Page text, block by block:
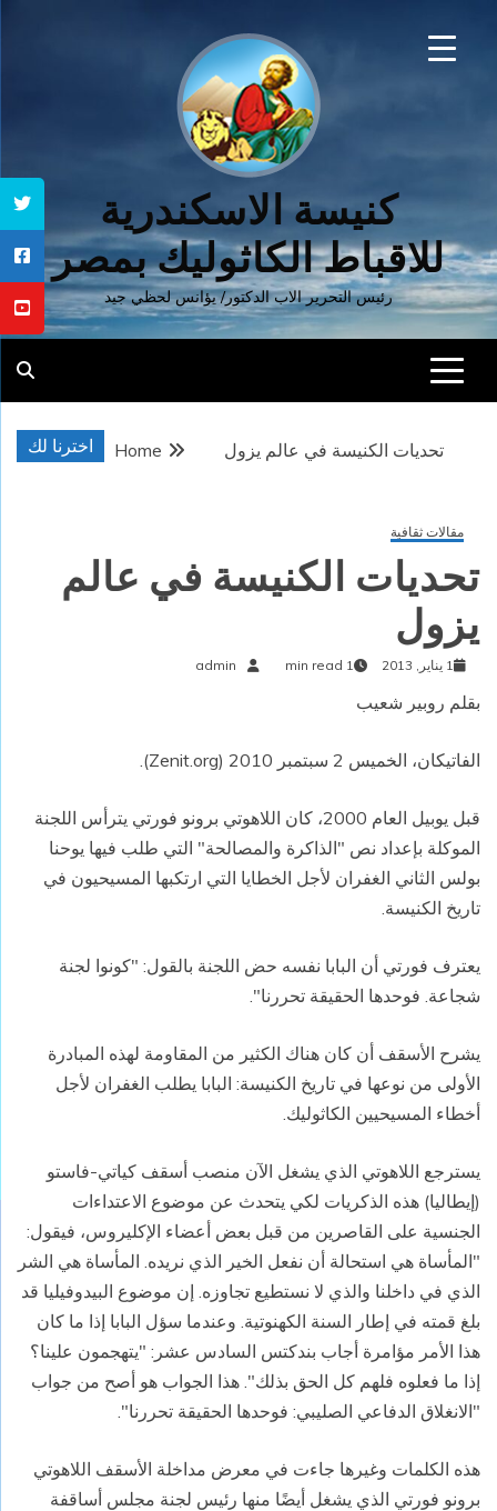
كنيسة الاسكندرية
للاقباط الكاثوليك بمصر
رئيس التحرير الاب الدكتور/ يؤانس لحظي جيد
اخترنا لك Home تحديات الكنيسة في عالم يزول
مقالات ثقافية
تحديات الكنيسة في عالم
يزول
1 يناير, 2013 1 min read
admin
بقلم روبير شعيب
الفاتيكان، الخميس 2 سبتمبر 2010 ( Zenit.org
).
قبل يوبيل العام 2000، كان اللاهوتي برونو فورتي يترأس اللجنة
الموكلة بإعداد نص "الذاكرة والمصالحة" التي طلب فيها يوحنا
بولس الثاني الغفران لأجل الخطايا التي ارتكبها المسيحيون في
تاريخ الكنيسة.
يعترف فورتي أن البابا نفسه حض اللجنة بالقول: "كونوا لجنة
شجاعة. فوحدها الحقيقة تحررنا".
يشرح الأسقف أن كان هناك الكثير من المقاومة لهذه المبادرة
الأولى من نوعها في تاريخ الكنيسة: البابا يطلب الغفران لأجل
أخطاء المسيحيين الكاثوليك.
يسترجع اللاهوتي الذي يشغل الآن منصب أسقف كياتي-فاستو
(إيطاليا) هذه الذكريات لكي يتحدث عن موضوع الاعتداءات
الجنسية على القاصرين من قبل بعض أعضاء الإكليروس، فيقول:
"المأساة هي استحالة أن نفعل الخير الذي نريده. المأساة هي الشر
الذي في داخلنا والذي لا نستطيع تجاوزه. إن موضوع البيدوفيليا قد
بلغ قمته في إطار السنة الكهنوتية. وعندما سؤل البابا إذا ما كان
هذا الأمر مؤامرة أجاب بندكتس السادس عشر: "يتهجمون علينا؟
إذا ما فعلوه فلهم كل الحق بذلك". هذا الجواب هو أصح من جواب
"الانغلاق الدفاعي الصليبي: فوحدها الحقيقة تحررنا".
هذه الكلمات وغيرها جاءت في معرض مداخلة الأسقف اللاهوتي
برونو فورتي الذي يشغل أيضًا منها رئيس لجنة مجلس أساقفة